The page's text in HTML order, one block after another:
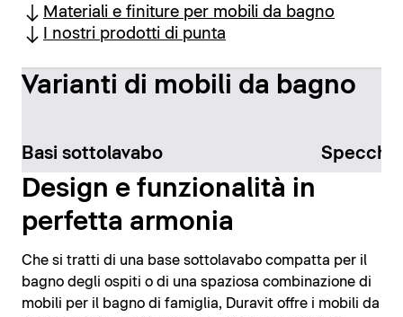
Materiali e finiture per mobili da bagno
I nostri prodotti di punta
Varianti di mobili da bagno
Basi sottolavabo Specchi
Design e funzionalità in
perfetta armonia
Che si tratti di una base sottolavabo compatta per il
bagno degli ospiti o di una spaziosa combinazione di
mobili per il bagno di famiglia, Duravit offre i mobili da